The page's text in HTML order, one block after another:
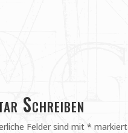
Schreiben
Felder sind mit* markiert